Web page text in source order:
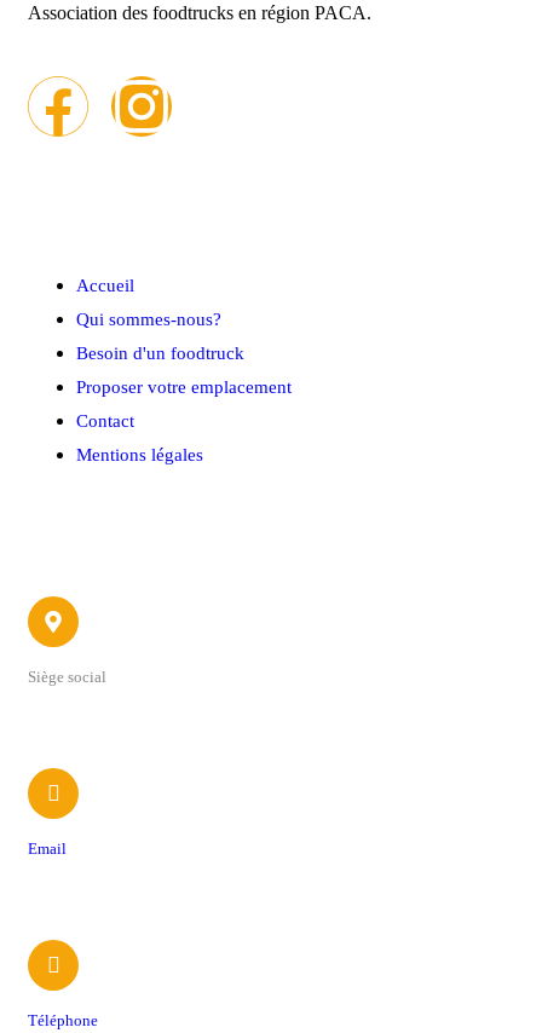
Association des foodtrucks en région PACA.
Accueil
Qui sommes-nous?
Besoin d'un foodtruck
Proposer votre emplacement
Contact
Mentions légales
Siège social
Email
Téléphone